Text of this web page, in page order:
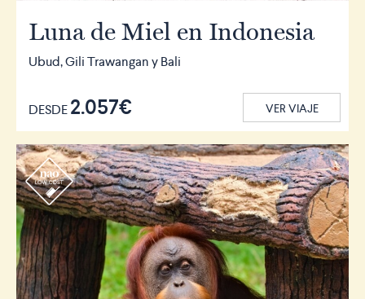
Luna de Miel en Indonesia
Ubud, Gili Trawangan y Bali
DESDE2.057€ VER VIAJE
r